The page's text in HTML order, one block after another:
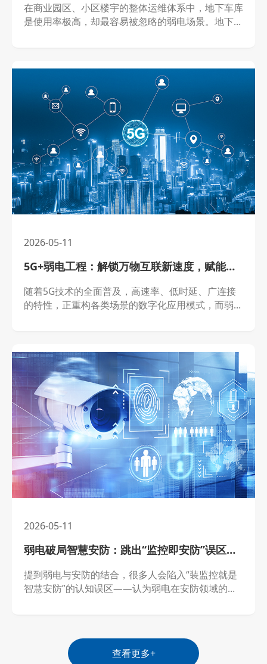
在商业园区、小区楼宇的整体运维体系中，地下车库
是使用率极高，却最容易被忽略的弱电场景。地下空
2026-05-11
5G+弱电工程：解锁万物互联新速度，赋能行业数字化升级
随着5G技术的全面普及，高速率、低时延、广连接
的特性，正重构各类场景的数字化应用模式，而弱电
工程从“基础连接”向“高速智能”转型，赋能智慧城
市、工业制造、民生服务等多个领域，解锁万物互联
新速度，为行业数字化升级注入强劲动能，开启弱电
行业发展的全新阶段。
2026-05-11
弱电破局智慧安防：跳出“监控即安防”误区，构建全域智能防护体系
提到弱电与安防的结合，很多人会陷入“装监控就是
智慧安防”的认知误区——认为弱电在安防领域的应
心中枢”，正以“主动预警、智能联动、全域覆盖”为
核心，打破单一场景安防局限，覆盖城市公共安防、
查看更多+